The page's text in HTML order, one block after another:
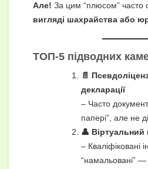
Але! За цим “плюсом” часто
вигляді шахрайства або
ТОП-5 підводних
📄
декларації
– Часто
папері”, але не
👤 Віртуальний
– Кваліфіковані
“намальовані”